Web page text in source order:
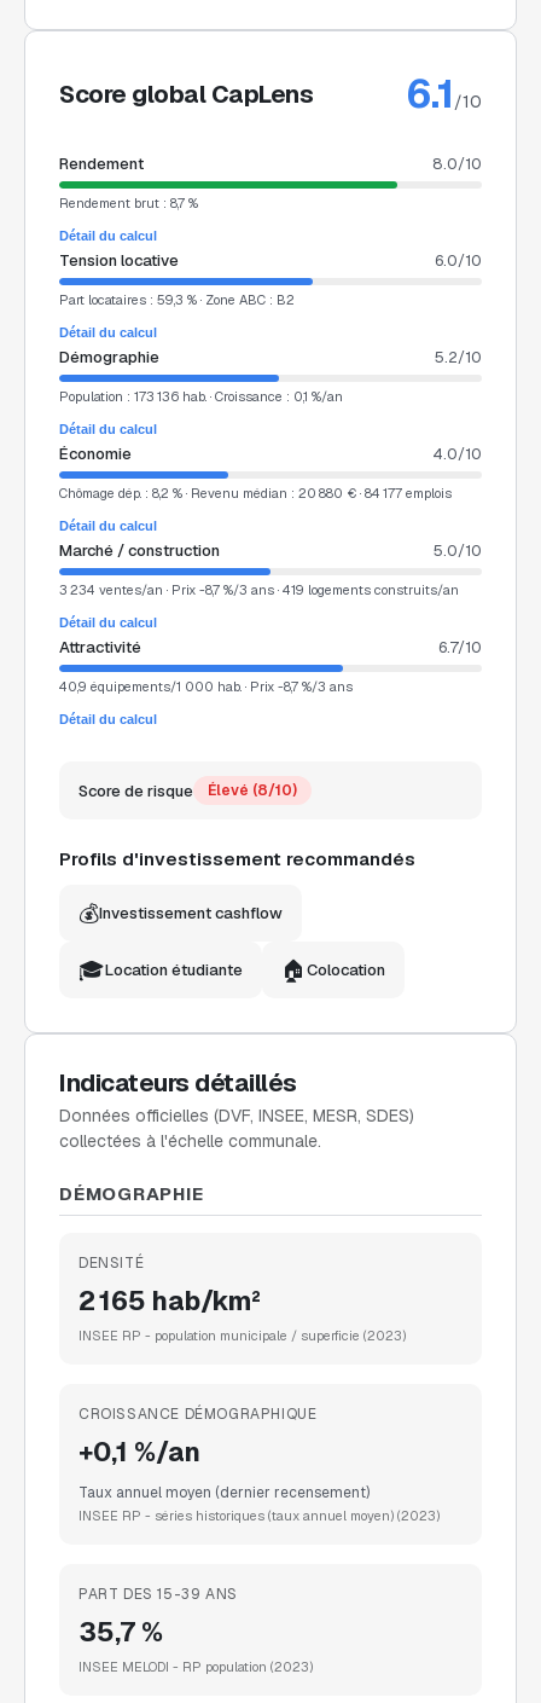
Score global CapLens 6.1 /10
Rendement 8.0/10
Rendement brut : 8,7 %
Détail du calcul
Tension locative 6.0/10
Part locataires : 59,3 % · Zone ABC : B2
Détail du calcul
Démographie 5.2/10
Population : 173 136 hab. · Croissance : 0,1 %/an
Détail du calcul
Économie 4.0/10
Chômage dép. : 8,2 % · Revenu médian : 20 880 € · 84 177 emplois
Détail du calcul
Marché / construction 5.0/10
3 234 ventes/an · Prix -8,7 %/3 ans · 419 logements construits/an
Détail du calcul
Attractivité 6.7/10
40,9 équipements/1 000 hab. · Prix -8,7 %/3 ans
Détail du calcul
Score de risque Élevé (8/10)
Profils d'investissement recommandés
💰Investissement cashflow
🎓Location étudiante 🏠 Colocation
Indicateurs détaillés
Données officielles (DVF, INSEE, MESR, SDES)
collectées à l'échelle communale.
DÉMOGRAPHIE
DENSITÉ
2 165 hab/km²
INSEE RP - population municipale / superficie (2023)
CROISSANCE DÉMOGRAPHIQUE
+0,1 %/an
Taux annuel moyen (dernier recensement)
INSEE RP - séries historiques (taux annuel moyen) (2023)
PART DES 15-39 ANS
35,7 %
INSEE MELODI - RP population (2023)